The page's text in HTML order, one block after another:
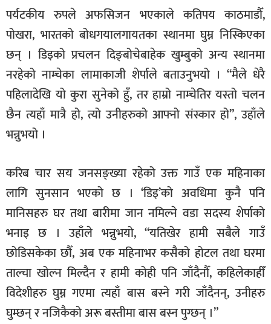
पर्यटकीय रुपले अफसिजन भएकाले कतिपय काठमाडौँ,
पोखरा, भारतको बोधगयालगायतका स्थानमा घुम्न निस्किएका
छन् । डिइको प्रचलन दिङ्बोचेबाहेक खुम्बुको अन्य स्थानमा
नरहेको नाम्चेका लामाकाजी शेर्पाले बताउनुभयो । “मैले धेरै
पहिलादेखि यो कुरा सुनेको हुँ, तर हाम्रो नाम्चेतिर यस्तो चलन
छैन त्यहाँ मात्रै हो, त्यो उनीहरुको आफ्नो संस्कार हो”, उहाँले
भन्नुभयो ।
करिब चार सय जनसङ्ख्या रहेको उक्त गाउँ एक महिनाका
लागि सुनसान भएको छ । ‘डिइ’को अवधिमा कुनै पनि
मानिसहरु घर तथा बारीमा जान नमिल्ने वडा सदस्य शेर्पाको
भनाइ छ । उहाँले भन्नुभयो, “यतिखेर हामी सबैले गाउँ
छोडिसकेका छौँ, अब एक महिनाभर कसैको होटल तथा घरमा
ताल्चा खोल्न मिल्दैन र हामी कोही पनि जाँदैनौँ, कहिलेकाहीँ
विदेशीहरु घुम्न गएमा त्यहाँ बास बस्ने गरी जाँदैनन्, उनीहरु
घुम्छन् र नजिकैको अरू बस्तीमा बास बस्न पुग्छन् ।”